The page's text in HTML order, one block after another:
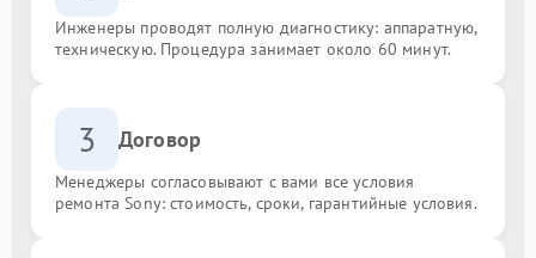
Инженеры проводят полную диагностику: аппаратную,
техническую. Процедура занимает около 60 минут.
3 Договор
Менеджеры согласовывают с вами все условия
ремонта Sony: стоимость, сроки, гарантийные условия.